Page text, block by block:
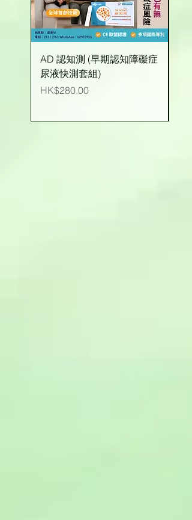
AD 認知測 (早期認知障礙症
尿液快測套組)
價格
HK$280.00